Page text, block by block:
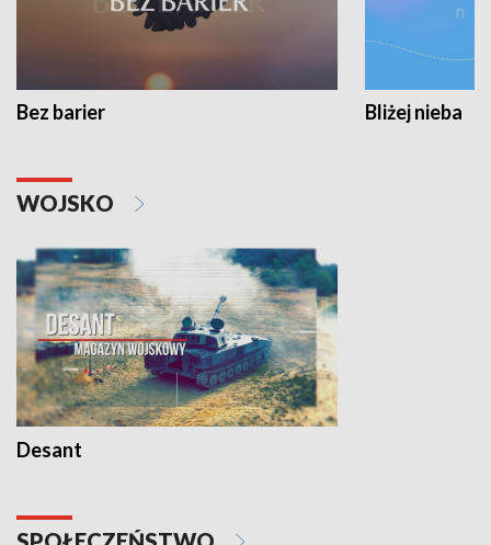
Bez barier Bliżej nieba
WOJSKO
Desant